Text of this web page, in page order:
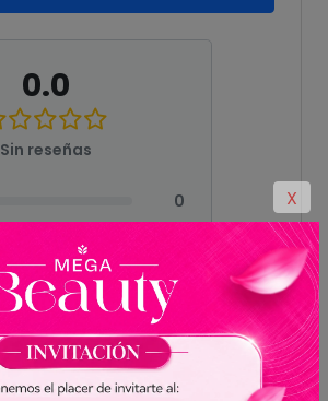
0.0
Sin reseñas
0
0
X